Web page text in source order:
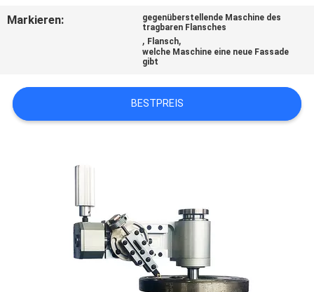
Markieren:
gegenüberstellende Maschine des
tragbaren Flansches
, Flansch,
welche Maschine eine neue Fassade
gibt
BESTPREIS